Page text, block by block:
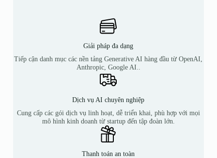
Giải pháp đa dạng
Tiếp cận danh mục các nền tảng Generative AI hàng đầu từ OpenAI,
Anthropic, Google AI..
Dịch vụ AI chuyên nghiệp
Cung cấp các gói dịch vụ linh hoạt, dễ triển khai, phù hợp với mọi
mô hình kinh doanh từ startup đến tập đoàn lớn.
Thanh toán an toàn